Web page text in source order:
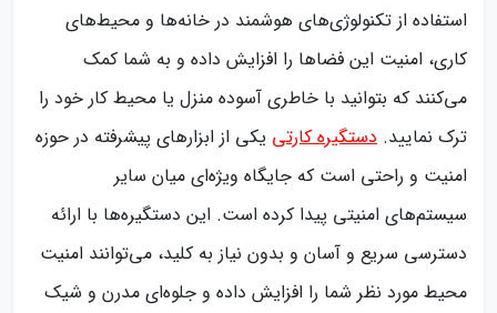
استفاده از تکنولوژی‌های هوشمند در خانه‌ها و محیط‌های
کاری، امنیت این فضاها را افزایش داده و به شما کمک
می‌کنند که بتوانید با خاطری آسوده منزل یا محیط کار خود را
ترک نمایید. دستگیره‌ کارتی یکی از ابزارهای پیشرفته در حوزه
امنیت و راحتی است که جایگاه ویژه‌ای میان سایر
سیستم‌های امنیتی پیدا کرده است. این دستگیره‌ها با ارائه
دسترسی سریع و آسان و بدون نیاز به کلید، می‌توانند امنیت
محیط مورد نظر شما را افزایش داده و جلوه‌ای مدرن و شیک